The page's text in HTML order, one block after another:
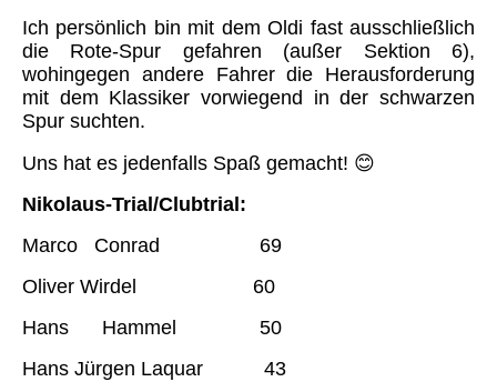
Ich persönlich bin mit dem Oldi fast ausschließlich
die Rote-Spur gefahren (außer Sektion 6),
wohingegen andere Fahrer die Herausforderung
mit dem Klassiker vorwiegend in der schwarzen
Spur suchten.
Uns hat es jedenfalls Spaß gemacht! 😊
Nikolaus-Trial/Clubtrial:
Marco Conrad 69
Oliver Wirdel 60
Hans Hammel 50
Hans Jürgen Laquar 43